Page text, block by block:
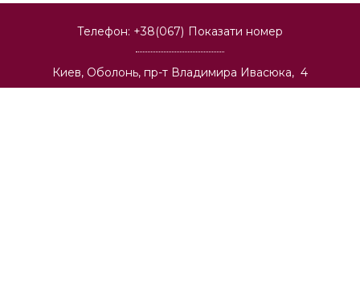
Телефон: +38(067) Показати номер
Киев, Оболонь, пр-т Владимира Ивасюка, 4